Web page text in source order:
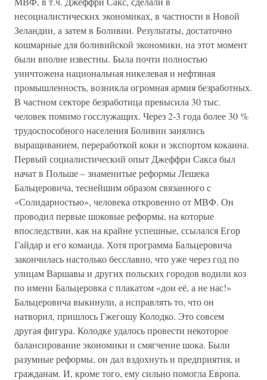
несоциалистических экономиках, в частности в Новой
Зеландии, а затем в Боливии. Результаты, достаточно
кошмарные для боливийской экономики, на этот момент
были вполне известны. Была почти полностью
уничтожена национальная никелевая и нефтяная
промышленность, возникла огромная армия безработных.
В частном секторе безработица превысила 30 тыс.
человек помимо госслужащих. Через 2-3 года более 30 %
трудоспособного населения Боливии занялись
выращиванием, переработкой коки и экспортом кокаина.
Первый социалистический опыт Джеффри Сакса был
начат в Польше – знаменитые реформы Лешека
Бальцеровича, теснейшим образом связанного с
«Солидарностью», человека откровенно от МВФ. Он
проводил первые шоковые реформы, на которые
впоследствии, как на крайне успешные, ссылался Егор
Гайдар и его команда. Хотя программа Бальцеровича
закончилась настолько бесславно, что уже через год по
улицам Варшавы и других польских городов водили коз
по имени Бальцеровка с плакатом «дои её, а не нас!»
Бальцеровича выкинули, а исправлять то, что он
натворил, пришлось Гжегошу Колодко. Это совсем
другая фигура. Колодке удалось провести некоторое
балансирование экономики и смягчение шока. Были
разумные реформы, он дал вздохнуть и предприятия, и
гражданам. И, кроме того, ему сильно помогла Европа.